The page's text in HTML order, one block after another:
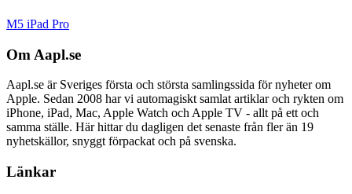
M5 iPad Pro
Om Aapl.se
Aapl.se är Sveriges första och största samlingssida för nyheter om
Apple. Sedan 2008 har vi automagiskt samlat artiklar och rykten om
iPhone, iPad, Mac, Apple Watch och Apple TV - allt på ett och
samma ställe. Här hittar du dagligen det senaste från fler än 19
nyhetskällor, snyggt förpackat och på svenska.
Länkar